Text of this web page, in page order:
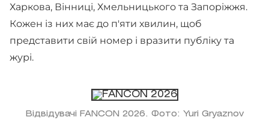
Харкова, Вінниці, Хмельницького та Запоріжжя.
Кожен із них має до п'яти хвилин, щоб
представити свій номер і вразити публіку та
журі.
Відвідувачі FANCON 2026. Фото: Yuri Gryaznov